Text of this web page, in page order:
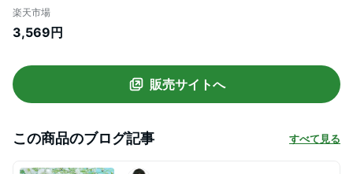
ョコバー 食物繊維 オールブラン 大容量 ミ
ルク ホワイト 抹茶 イチゴ ダイエット ビー
商店
楽天市場
3,569円
販売サイトへ
この商品のブログ記事 すべて見る